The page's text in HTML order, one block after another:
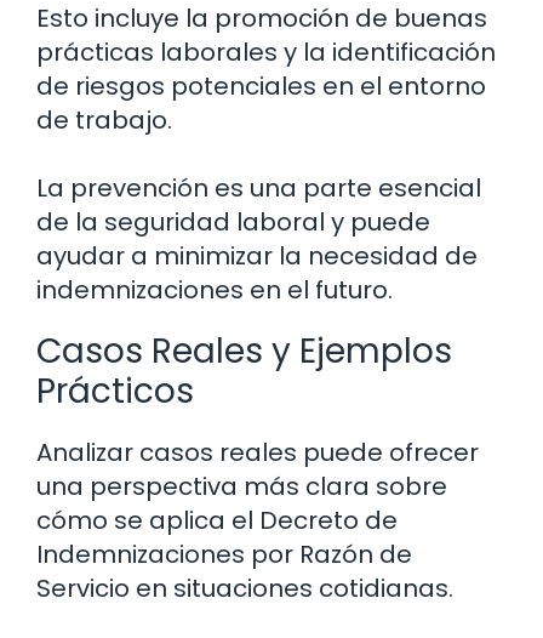
Esto incluye la promoción de buenas
prácticas laborales y la identificación
de riesgos potenciales en el entorno
de trabajo.
La prevención es una parte esencial
de la seguridad laboral y puede
ayudar a minimizar la necesidad de
indemnizaciones en el futuro.
Casos Reales y Ejemplos
Prácticos
Analizar casos reales puede ofrecer
una perspectiva más clara sobre
cómo se aplica el Decreto de
Indemnizaciones por Razón de
Servicio en situaciones cotidianas.